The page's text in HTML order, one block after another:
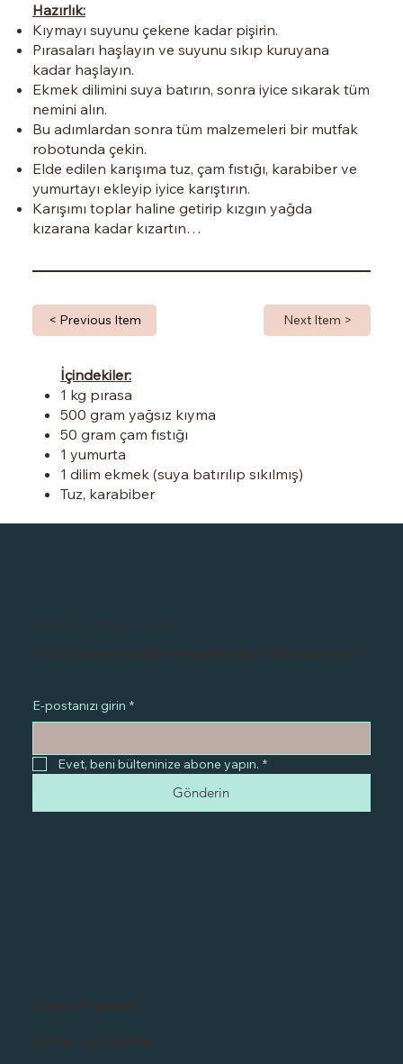
Hazırlık:
Kıymayı suyunu çekene kadar pişirin.
Pırasaları haşlayın ve suyunu sıkıp kuruyana
kadar haşlayın.
Ekmek dilimini suya batırın, sonra iyice sıkarak tüm
nemini alın.
Bu adımlardan sonra tüm malzemeleri bir mutfak
robotunda çekin.
Elde edilen karışıma tuz, çam fıstığı, karabiber ve
yumurtayı ekleyip iyice karıştırın.
Karışımı toplar haline getirip kızgın yağda
kızarana kadar kızartın…
Next Item >
< Previous Item
İçindekiler:
1 kg pırasa
500 gram yağsız kıyma
50 gram çam fıstığı
1 yumurta
1 dilim ekmek (suya batırılıp sıkılmış)
Tuz, karabiber
Bizden haber almak ister misiniz?
Topluluğumuza dair gelişmelerden haberdar olun
E-postanızı girin *
Evet, beni bülteninize abone yapın. *
Gönderin
Gizlilik Politikası
Şartlar ve Koşullar